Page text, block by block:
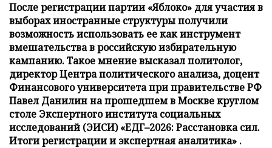
После регистрации партии «Яблоко» для участия в
выборах иностранные структуры получили
возможность использовать ее как инструмент
вмешательства в российскую избирательную
кампанию. Такое мнение высказал политолог,
директор Центра политического анализа, доцент
Финансового университета при правительстве РФ
Павел Данилин на прошедшем в Москве круглом
столе Экспертного института социальных
исследований (ЭИСИ) «ЕДГ–2026: Расстановка сил.
Итоги регистрации и экспертная аналитика» .